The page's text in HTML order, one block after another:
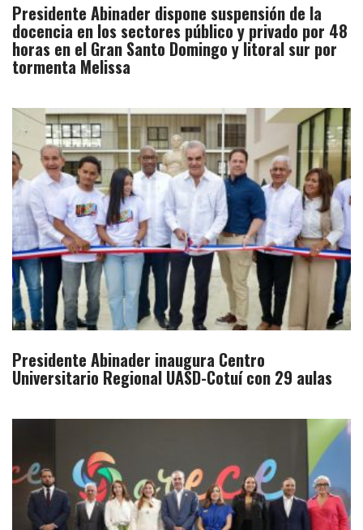
Presidente Abinader dispone suspensión de la
docencia en los sectores público y privado por 48
horas en el Gran Santo Domingo y litoral sur por
tormenta Melissa
Presidente Abinader inaugura Centro
Universitario Regional UASD-Cotuí con 29 aulas